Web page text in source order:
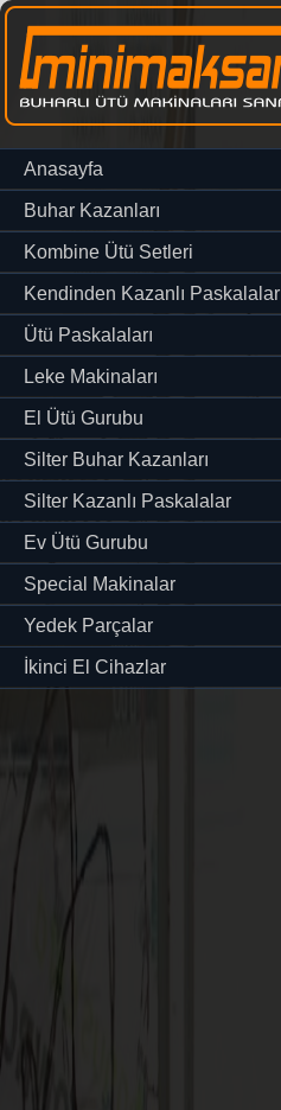
Anasayfa
Buhar Kazanları
Kombine Ütü Setleri
Kendinden Kazanlı Paskalalar
Ütü Paskalaları
Leke Makinaları
El Ütü Gurubu
Silter Buhar Kazanları
Silter Kazanlı Paskalalar
Ev Ütü Gurubu
Special Makinalar
Yedek Parçalar
İkinci El Cihazlar